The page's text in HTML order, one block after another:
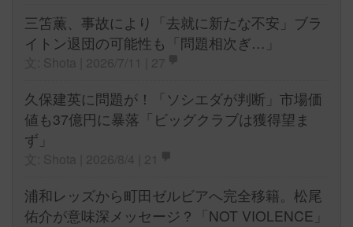
三笘薫、事故により「去就に新たな不安」ブラ
イトン退団の可能性も「問題相次ぎ…」
久保建英に問題が！「ソシエダが判断」市場価
値も37億円に暴落「ビッグクラブは獲得望ま
ず」
浦和レッズから町田ゼルビアへ完全移籍。松尾
佑介が意味深メッセージ？「NOT VIOLENCE」